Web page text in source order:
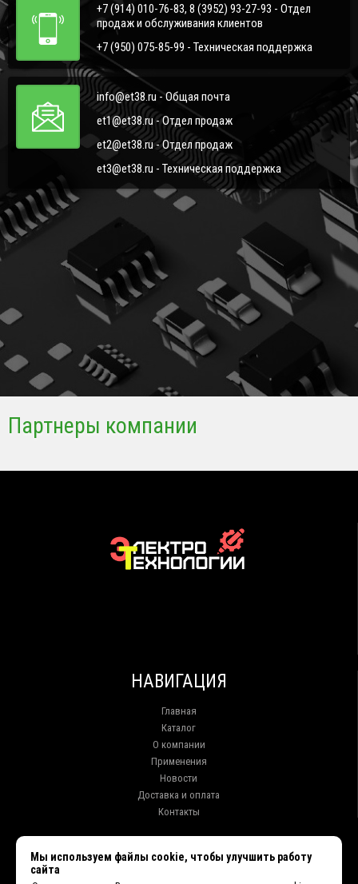
+7 (914) 010-76-83, 8 (3952) 93-27-93 - Отдел
продаж и обслуживания клиентов
+7 (950) 075-85-99 - Техническая поддержка
info@et38.ru - Общая почта
et1@et38.ru - Отдел продаж
et2@et38.ru - Отдел продаж
et3@et38.ru - Техническая поддержка
Партнеры компании
НАВИГАЦИЯ
Главная
Каталог
О компании
Применения
Новости
Доставка и оплата
Контакты
Мы используем файлы cookie, чтобы улучшить работу
сайта